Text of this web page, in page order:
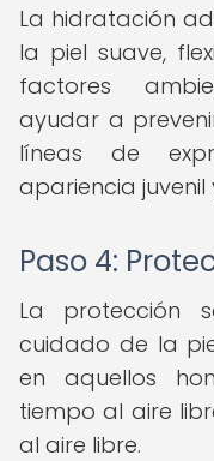
La hidratación
la piel suave,
factores
ayudar a
líneas de
apariencia juvenil
Paso 4:
La protección
cuidado de la
en aquellos
tiempo al aire
al aire libre.